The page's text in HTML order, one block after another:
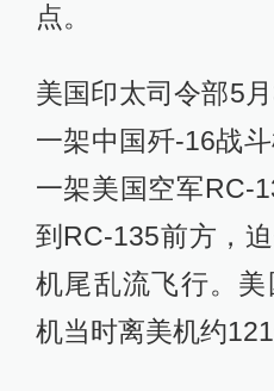
点。
美国印太司令部5
一架中国歼-16战
一架美国空军RC-
到RC-135前方，
机尾乱流飞行。
机当时离美机约121